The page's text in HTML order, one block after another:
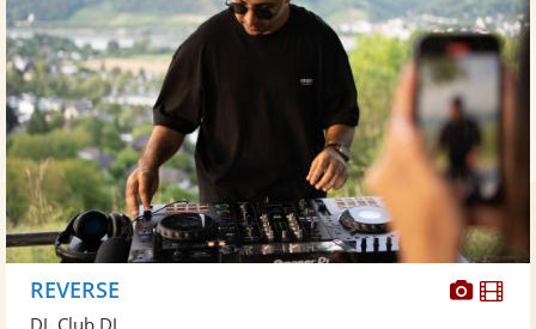
REVERSE
DJ, Club DJ